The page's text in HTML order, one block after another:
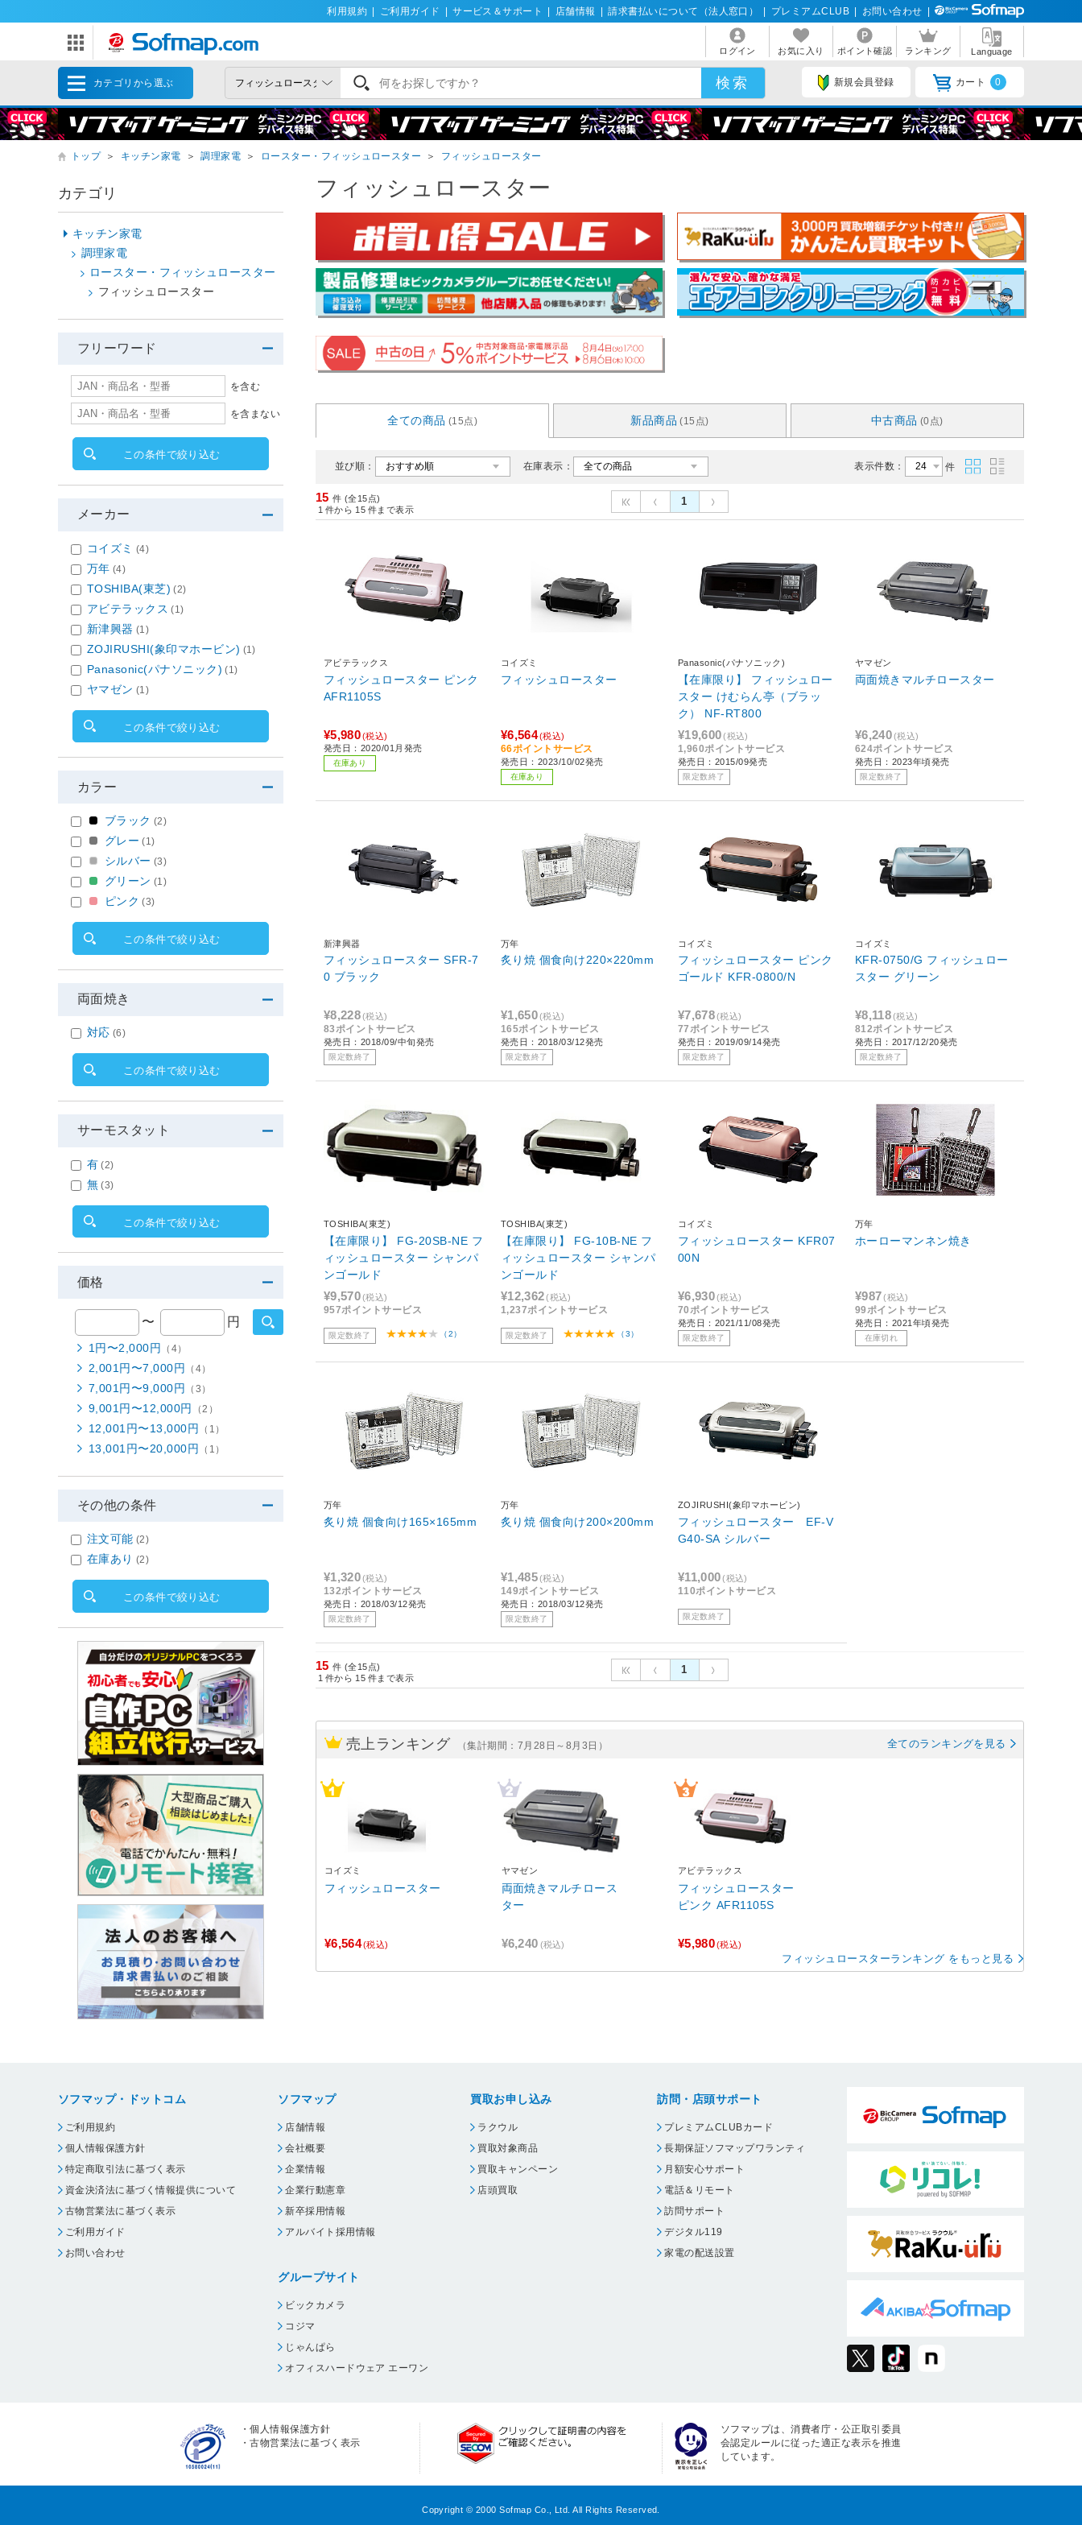
利用規約 ご利用ガイド サービス＆サポート 店舗情報 請求書払いについて（法人窓口） プレミアムCLUB お問い合わせ
ログイン お気に入り ポイント確認 ランキング Language
カテゴリから選ぶ 新規会員登録 カート 0
トップ ＞ キッチン家電 ＞ 調理家電 ＞ ロースター・フィッシュロースター ＞ フィッシュロースター
フィッシュロースター
全ての商品 (15点) 新品商品 (15点) 中古商品 (0点)
並び順： 在庫表示： 表示件数： 件
15 件 (全15点)
1 件から 15 件まで表示
1
アビテラックス
フィッシュロースター ピンク
AFR1105S
¥5,980(税込)
発売日：2020/01月発売
在庫あり
コイズミ
フィッシュロースター
¥6,564(税込)
66ポイントサービス
発売日：2023/10/02発売
在庫あり
Panasonic(パナソニック)
【在庫限り】 フィッシュロー
スター けむらん亭（ブラッ
ク） NF-RT800
¥19,600(税込)
1,960ポイントサービス
発売日：2015/09発売
限定数終了
ヤマゼン
両面焼きマルチロースター
¥6,240(税込)
624ポイントサービス
発売日：2023年頃発売
限定数終了
新津興器
フィッシュロースター SFR-7
0 ブラック
¥8,228(税込)
83ポイントサービス
発売日：2018/09/中旬発売
限定数終了
万年
炙り焼 個食向け220×220mm
¥1,650(税込)
165ポイントサービス
発売日：2018/03/12発売
限定数終了
コイズミ
フィッシュロースター ピンク
ゴールド KFR-0800/N
¥7,678(税込)
77ポイントサービス
発売日：2019/09/14発売
限定数終了
コイズミ
KFR-0750/G フィッシュロー
スター グリーン
¥8,118(税込)
812ポイントサービス
発売日：2017/12/20発売
限定数終了
TOSHIBA(東芝)
【在庫限り】 FG-20SB-NE フ
ィッシュロースター シャンパ
ンゴールド
¥9,570(税込)
957ポイントサービス
限定数終了 （2）
TOSHIBA(東芝)
【在庫限り】 FG-10B-NE フ
ィッシュロースター シャンパ
ンゴールド
¥12,362(税込)
1,237ポイントサービス
限定数終了 （3）
コイズミ
フィッシュロースター KFR07
00N
¥6,930(税込)
70ポイントサービス
発売日：2021/11/08発売
限定数終了
万年
ホーローマンネン焼き
¥987 (税込)
99ポイントサービス
発売日：2021年頃発売
在庫切れ
万年
炙り焼 個食向け165×165mm
¥1,320(税込)
132ポイントサービス
発売日：2018/03/12発売
限定数終了
万年
炙り焼 個食向け200×200mm
¥1,485(税込)
149ポイントサービス
発売日：2018/03/12発売
限定数終了
ZOJIRUSHI(象印マホービン)
フィッシュロースター EF-V
G40-SA シルバー
¥11,000(税込)
110ポイントサービス
限定数終了
15 件 (全15点)
1 件から 15 件まで表示
1
売上ランキング （集計期間：7月28日～8月3日） 全てのランキングを見る
コイズミ
フィッシュロースター
¥6,564(税込)
ヤマゼン
両面焼きマルチロース
ター
¥6,240 (税込)
アビテラックス
フィッシュロースター
ピンク AFR1105S
¥5,980(税込)
フィッシュロースターランキング をもっと見る
カテゴリ
キッチン家電
調理家電
ロースター・フィッシュロースター
フィッシュロースター
フリーワード
を含む
を含まない
この条件で絞り込む
メーカー
コイズミ (4)
万年 (4)
TOSHIBA(東芝) (2)
アビテラックス (1)
新津興器 (1)
ZOJIRUSHI(象印マホービン) (1)
Panasonic(パナソニック) (1)
ヤマゼン (1)
この条件で絞り込む
カラー
ブラック (2)
グレー (1)
シルバー (3)
グリーン (1)
ピンク (3)
この条件で絞り込む
両面焼き
対応 (6)
この条件で絞り込む
サーモスタット
有 (2)
無 (3)
この条件で絞り込む
価格
〜 円
1円〜2,000円 （4）
2,001円〜7,000円 （4）
7,001円〜9,000円 （3）
9,001円〜12,000円 （2）
12,001円〜13,000円 （1）
13,001円〜20,000円 （1）
その他の条件
注文可能 (2)
在庫あり (2)
この条件で絞り込む
ソフマップ・ドットコム
ご利用規約
個人情報保護方針
特定商取引法に基づく表示
資金決済法に基づく情報提供について
古物営業法に基づく表示
ご利用ガイド
お問い合わせ
ソフマップ
店舗情報
会社概要
企業情報
企業行動憲章
新卒採用情報
アルバイト採用情報
グループサイト
ビックカメラ
コジマ
じゃんぱら
オフィスハードウェア エーワン
買取お申し込み
ラクウル
買取対象商品
買取キャンペーン
店頭買取
訪問・店頭サポート
プレミアムCLUBカード
長期保証ソフマップワランティ
月額安心サポート
電話＆リモート
訪問サポート
デジタル119
家電の配送設置
・個人情報保護方針
・古物営業法に基づく表示
ソフマップは、消費者庁・公正取引委員
会認定ルールに従った適正な表示を推進
しています。
Copyright © 2000 Sofmap Co., Ltd. All Rights Reserved.